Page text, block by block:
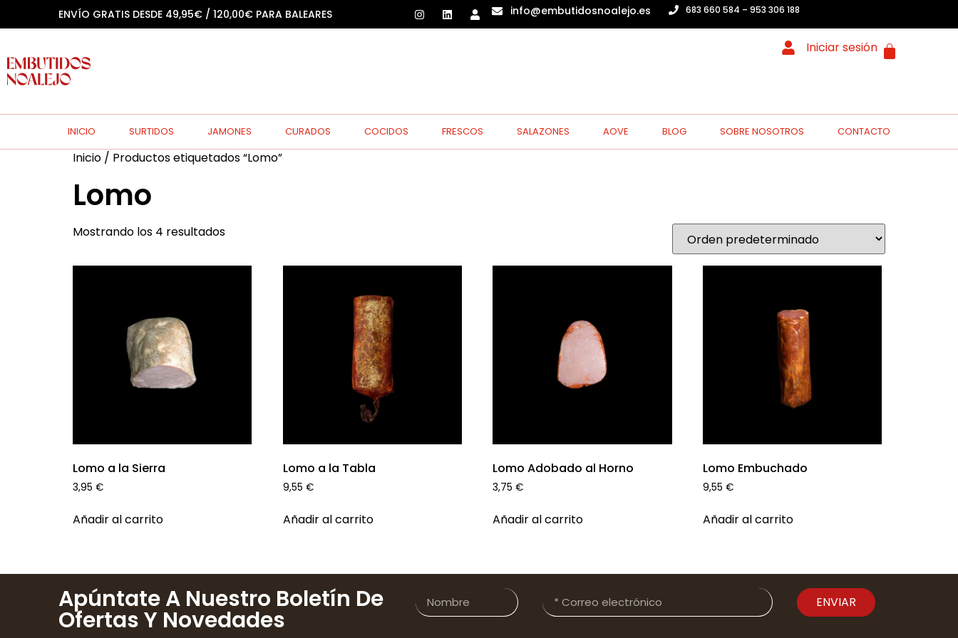
ENVÍO GRATIS DESDE 49,95€ / 120,00€ PARA BALEARES info@embutidosnoalejo.es 683 660 584 – 953 306 188
Iniciar sesión
INICIO SURTIDOS JAMONES CURADOS COCIDOS FRESCOS SALAZONES AOVE BLOG SOBRE NOSOTROS CONTACTO
Inicio / Productos etiquetados “Lomo”
Lomo
Mostrando los 4 resultados
Lomo a la Sierra
3,95 €
Añadir al carrito
Lomo a la Tabla
9,55 €
Añadir al carrito
Lomo Adobado al Horno
3,75€
Añadir al carrito
Lomo Embuchado
9,55€
Añadir al carrito
Apúntate A Nuestro Boletín De
Ofertas Y Novedades
ENVIAR